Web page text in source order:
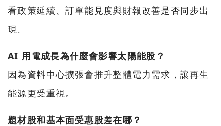
看政策延續、訂單能見度與財報改善是否同步出
現。
AI 用電成長為什麼會影響太陽能股？
因為資料中心擴張會推升整體電力需求，讓再生
能源更受重視。
題材股和基本面受惠股差在哪？